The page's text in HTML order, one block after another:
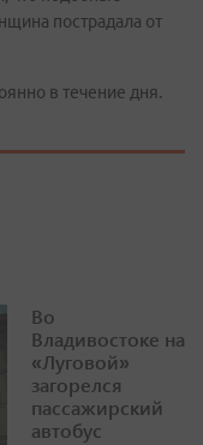
пострадала от
в течение дня.
Во
Владивостоке на
«Луговой»
загорелся
пассажирский
автобус